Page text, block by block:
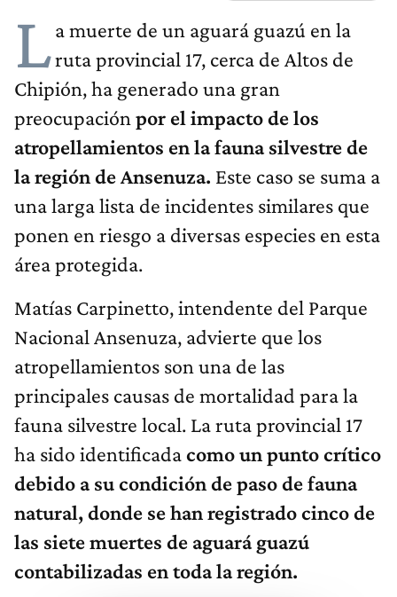
La muerte de un aguará guazú en la
ruta provincial 17, cerca de Altos de
Chipión, ha generado una gran
preocupación por el impacto de los
atropellamientos en la fauna silvestre de
la región de Ansenuza. Este caso se suma a
una larga lista de incidentes similares que
ponen en riesgo a diversas especies en esta
área protegida.
Matías Carpinetto, intendente del Parque
Nacional Ansenuza, advierte que los
atropellamientos son una de las
principales causas de mortalidad para la
fauna silvestre local. La ruta provincial 17
ha sido identificadacomo un punto crítico
debido a su condición de paso de fauna
natural, donde se han registrado cinco de
las siete muertes de aguará guazú
contabilizadas en toda la región.